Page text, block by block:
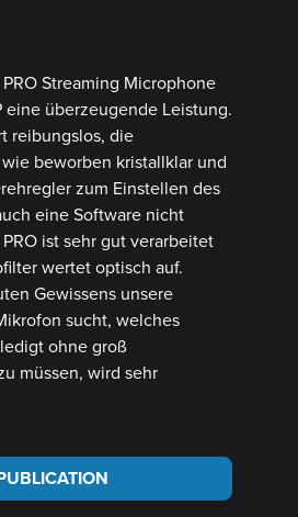
Streaming Microphone
überzeugende Leistung.
reibungslos, die
beworben kristallklar und
zum Einstellen des
eine Software nicht
ist sehr gut verarbeitet
wertet optisch auf.
Gewissens unsere
sucht, welches
ohne groß
müssen, wird sehr